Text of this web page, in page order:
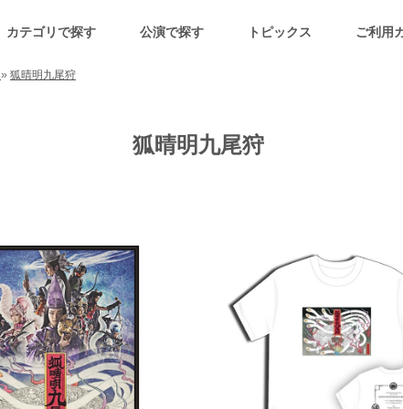
カテゴリで探す 公演で探す トピックス ご利用
» 狐晴明九尾狩
狐晴明九尾狩